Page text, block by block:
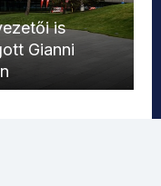
is
Gianni